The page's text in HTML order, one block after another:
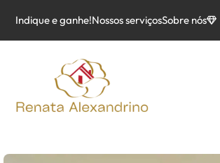
Indique e ganhe!Nossos serviçosSobre nós